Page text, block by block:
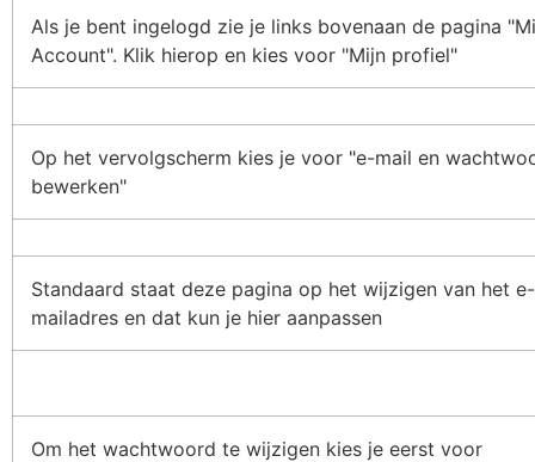
Als je bent ingelogd zie je links bovenaan de pagina
Account". Klik hierop en kies voor "Mijn profiel"
Op het vervolgscherm kies je voor "e-mail en
bewerken"
Standaard staat deze pagina op het wijzigen van het e-
mailadres en dat kun je hier aanpassen
Om het wachtwoord te wijzigen kies je eerst voor